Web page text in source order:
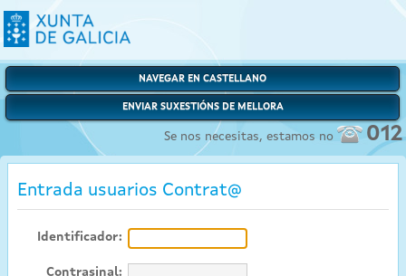
NAVEGAR EN CASTELLANO
ENVIAR SUXESTIÓNS DE MELLORA
Se nos necesitas, estamos no 012
Entrada usuarios Contrat@
Identificador:
Contrasinal: